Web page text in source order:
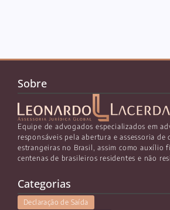
Sobre
Equipe de advogados especializados em
responsáveis pela abertura e assessoria de
estrangeiras no Brasil, assim como auxílio
centenas de brasileiros residentes e não
Categorias
Declaração de Saída